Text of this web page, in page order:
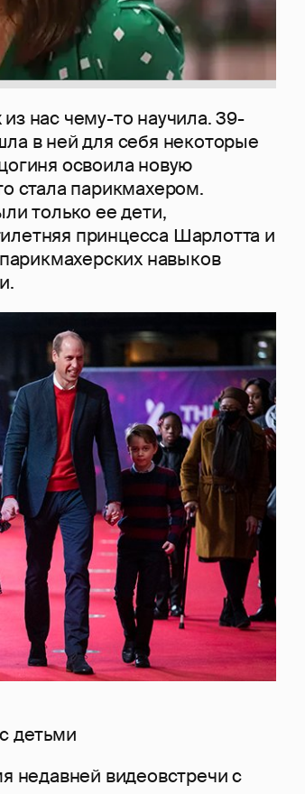
из нас чему-то научила. 39-
в ней для себя некоторые
освоила новую
стала парикмахером.
только ее дети,
принцесса Шарлотта и
навыков
детьми
недавней видеовстречи с